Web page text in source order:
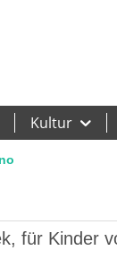
Kultur
für Kinder